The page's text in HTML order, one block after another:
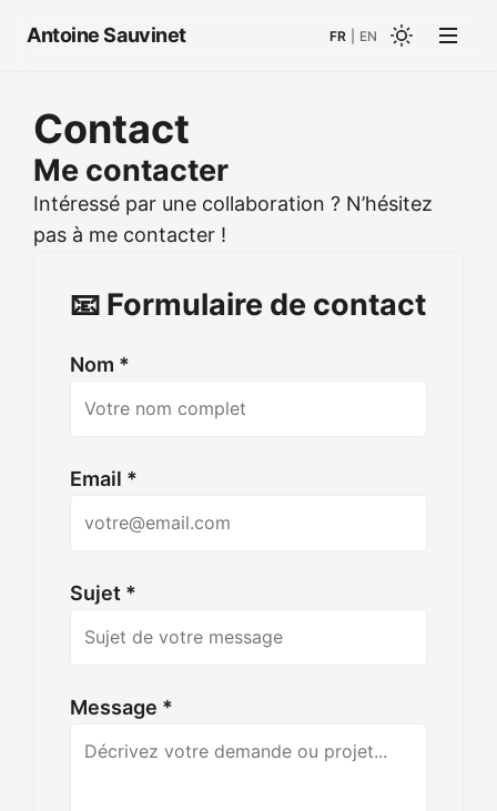
Antoine Sauvinet FR EN
Contact
Me contacter
Intéressé par une collaboration ? N’hésitez
pas à me contacter !
📧 Formulaire de contact
Nom *
Email *
Sujet *
Message *